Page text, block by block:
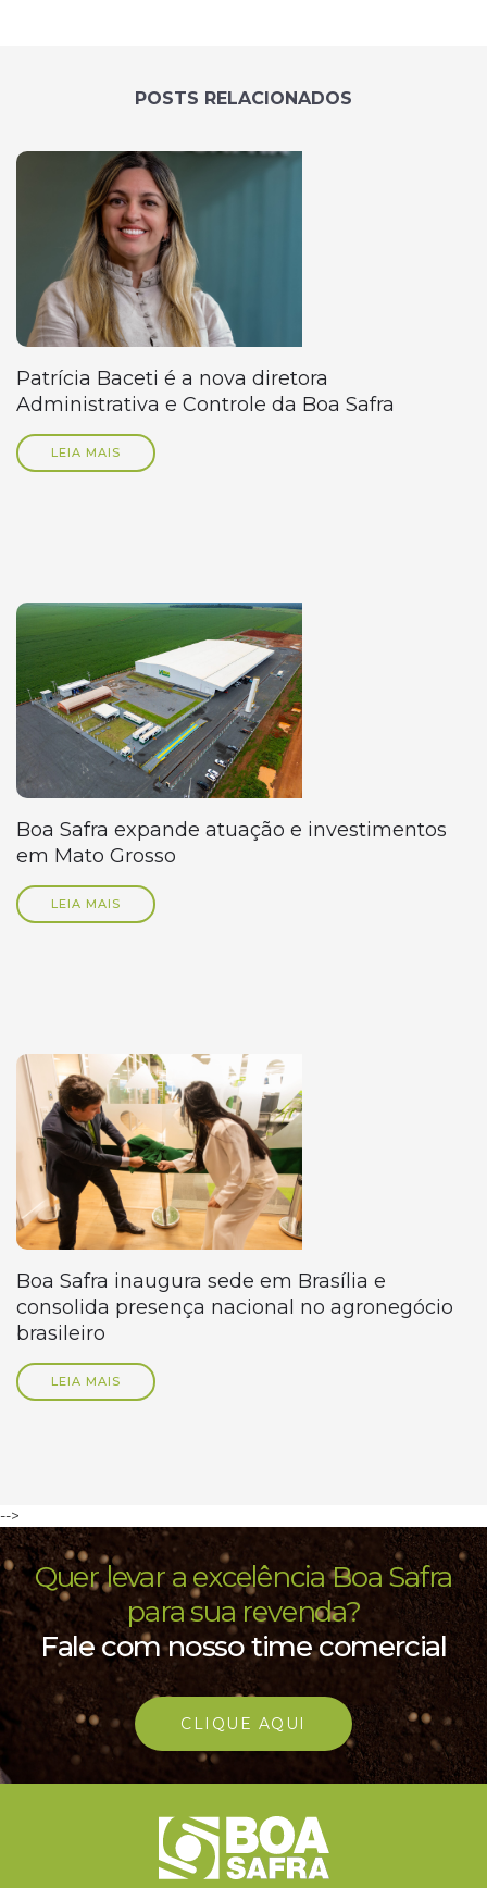
POSTS RELACIONADOS
Patrícia Baceti é a nova diretora
Administrativa e Controle da Boa Safra
LEIA MAIS
Boa Safra expande atuação e investimentos
em Mato Grosso
LEIA MAIS
Boa Safra inaugura sede em Brasília e
consolida presença nacional no agronegócio
brasileiro
LEIA MAIS
-->
Quer levar a excelência Boa Safra
para sua revenda?
Fale com nosso time comercial
CLIQUE AQUI